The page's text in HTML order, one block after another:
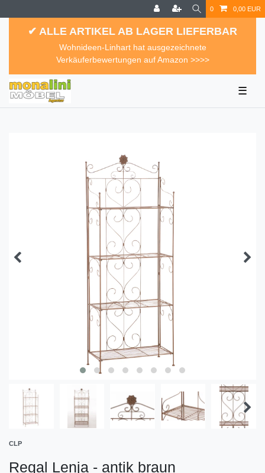
0 0,00 EUR
✔ ALLE ARTIKEL AB LAGER LIEFERBAR
Wohnideen-Linhart hat ausgezeichnete
Verkäuferbewertungen auf Amazon >>>>
☰
CLP
Regal Lenja - antik braun